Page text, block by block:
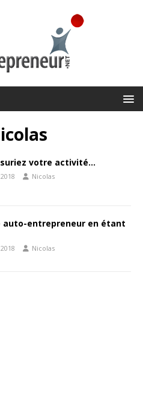
votre activité…
Nicolas
auto-entrepreneur en étant
Nicolas